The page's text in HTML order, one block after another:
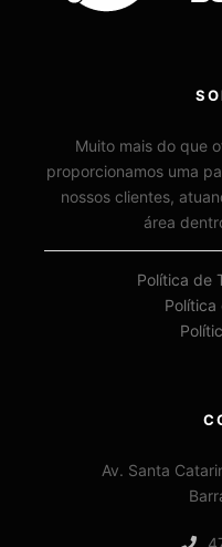
Muito mais do que
proporcionamos uma
nossos clientes,
área
Política de
Av. Santa